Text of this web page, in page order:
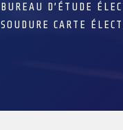
BUREAU D’ÉTUDE
SOUDURE CARTE